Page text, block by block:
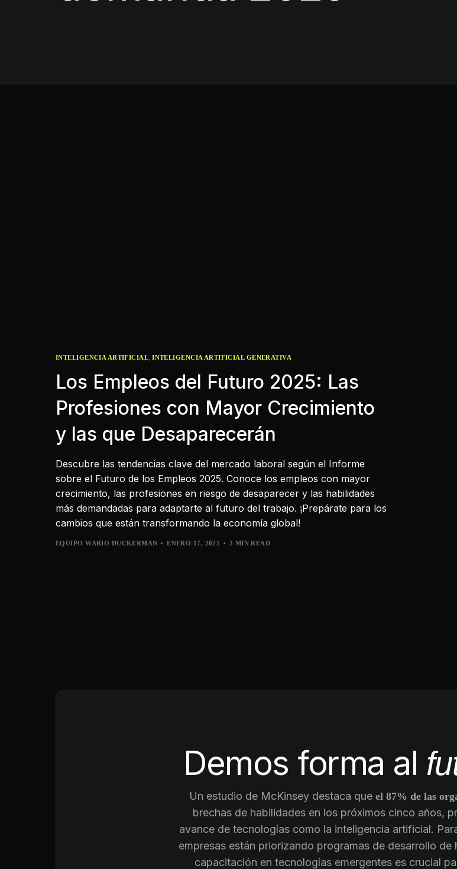
INTELIGENCIA ARTIFICIAL ,INTELIGENCIA ARTIFICIAL GENERATIVA
Los Empleos del Futuro 2025: Las
Profesiones con Mayor Crecimiento
y las que Desaparecerán
Descubre las tendencias clave del mercado laboral según el Informe
sobre el Futuro de los Empleos 2025. Conoce los empleos con mayor
crecimiento, las profesiones en riesgo de desaparecer y las habilidades
más demandadas para adaptarte al futuro del trabajo. ¡Prepárate para los
cambios que están transformando la economía global!
EQUIPO WARIO DUCKERMAN ENERO 17, 2025 3 MIN READ
Demos forma al
Un estudio de McKinsey destaca que el 87% de las
brechas de habilidades en los próximos cinco años,
avance de tecnologías como la inteligencia artificial.
empresas están priorizando programas de desarrollo
capacitación en tecnologías emergentes es crucial